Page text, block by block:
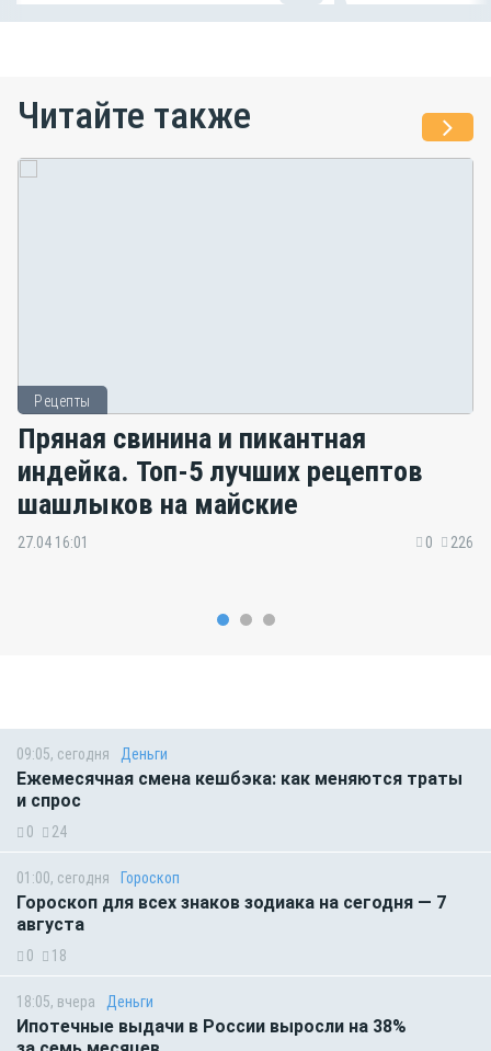
Читайте также
Рецепты
Пряная свинина и пикантная
индейка. Топ-5 лучших рецептов
шашлыков на майские
27.04 16:01 0 226
09:05, сегодня Деньги
Ежемесячная смена кешбэка: как меняются траты
и спрос
0 24
01:00, сегодня Гороскоп
Гороскоп для всех знаков зодиака на сегодня — 7
августа
0 18
18:05, вчера Деньги
Ипотечные выдачи в России выросли на 38%